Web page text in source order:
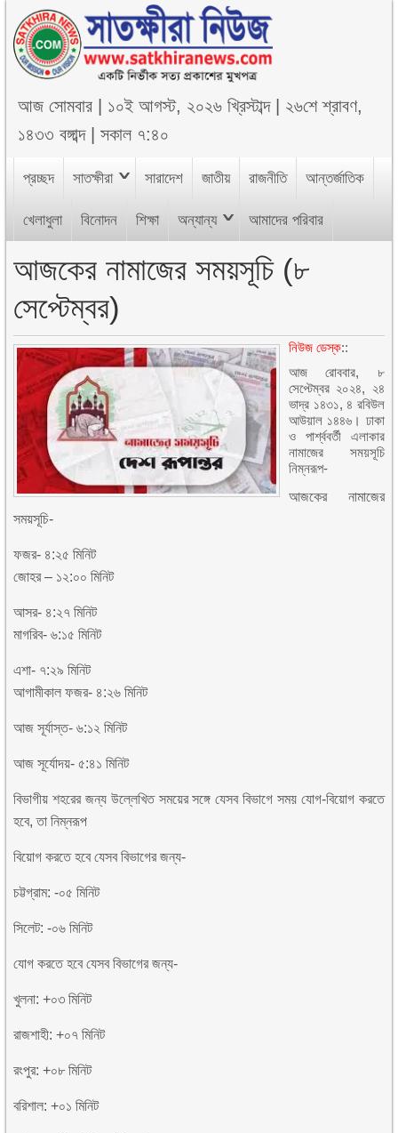
আজসোমবার ১০ই আগস্ট, ২০২৬ খ্রিস্টাব্দ| ২৬শে শ্রাবণ,
১৪৩৩ বঙ্গাব্দ|সকাল ৭:৪০
প্রচ্ছদ সাতক্ষীরা সারাদেশ জাতীয় রাজনীতি আন্তর্জাতিক
খেলাধুলা বিনোদন শিক্ষা অন্যান্য আমাদের পরিবার
আজকের নামাজের সময়সূচি (৮
সেপ্টেম্বর)
নিউজ ডেস্ক::
আজ রোববার, ৮
সেপ্টেম্বর ২০২৪, ২৪
ভাদ্র ১৪৩১, ৪ রবিউল
আউয়াল ১৪৪৬। ঢাকা
ও পার্শ্ববর্তী এলাকার
নামাজের সময়সূচি
নিম্নরূপ-
আজকের নামাজের
সময়সূচি-
ফজর- ৪:২৫ মিনিট
জোহর – ১২:০০ মিনিট
আসর- ৪:২৭ মিনিট
মাগরিব- ৬:১৫ মিনিট
এশা- ৭:২৯ মিনিট
আগামীকাল ফজর- ৪:২৬ মিনিট
আজ সূর্যাস্ত- ৬:১২ মিনিট
আজ সূর্যোদয়- ৫:৪১ মিনিট
বিভাগীয় শহরের জন্য উল্লেখিত সময়ের সঙ্গে যেসব বিভাগে সময় যোগ-বিয়োগ করতে
হবে, তা নিম্নরূপ
বিয়োগ করতে হবে যেসব বিভাগের জন্য-
চট্টগ্রাম: -০৫ মিনিট
সিলেট: -০৬ মিনিট
যোগ করতে হবে যেসব বিভাগের জন্য-
খুলনা: +০৩ মিনিট
রাজশাহী: +০৭ মিনিট
রংপুর: +০৮ মিনিট
বরিশাল: +০১ মিনিট